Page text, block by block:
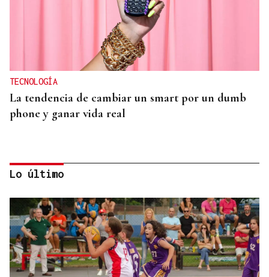
TECNOLOGÍA
La tendencia de cambiar un smart por un dumb
phone y ganar vida real
Lo último